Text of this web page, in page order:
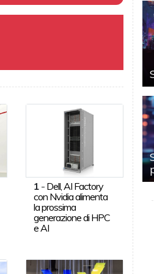
1 - Dell, AI Factory
con Nvidia alimenta
la prossima
generazione di HPC
e AI